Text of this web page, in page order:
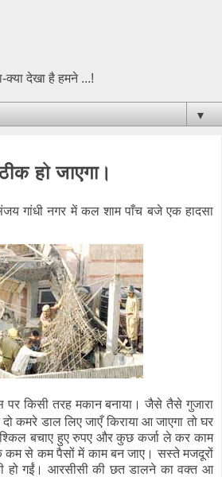
क्या देखा है हमने ...!
▼
हो जाएगा।
गांधी नगर में कल शाम पाँच बजे एक हादसा
पर किसी तरह मकान बनाया। जैसे तैसे गुजारा
कमरे डाल लिए जाएँ किराया आ जाएगा तो घर
बचाए हुए रुपए और कुछ कर्जा ले कर काम
कम से कम पैसों में काम बन जाए। सस्ते मजदूरों
हो गईं। आरसीसी की छत डालने का वक्त आ